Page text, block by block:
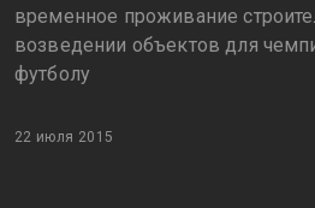
временное проживание
возведении объектов для
футболу
22 июля 2015